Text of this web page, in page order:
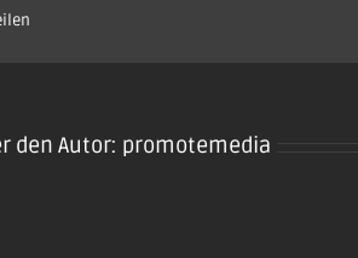
den Autor: promotemedia